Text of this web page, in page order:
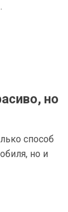
но
способ
но и